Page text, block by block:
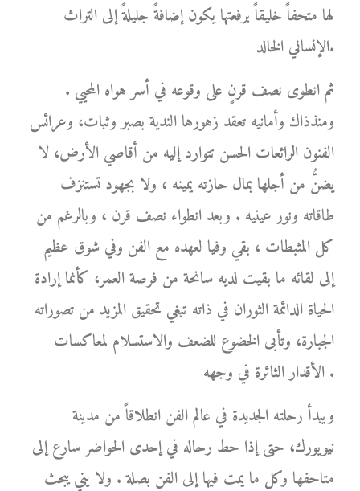
لها متحفاً خليقاً برفعتها يكون إضافةً جليلةً إلى التراث
الإنساني الخالد.
ثم انطوى نصف قرنٍ على وقوعه في أسر هواه المحيي .
ومنذذاك وأمانيه تعقد زهورها الندية بصبر وثبات، وعرائس
الفنون الرائعات الحسن تتوارد إليه من أقاصي الأرض، لا
يضنُّ من أجلها بمال حازته يمينه ، ولا بجهود تستنزف
طاقاته ونور عينيه . وبعد انطواء نصف قرن ، وبالرغم من
كل المثبطات ، بقي وفيا لعهده مع الفن وفي شوق عظيم
إلى لقائه ما بقيت لديه سانحة من فرصة العمر، كأنما إرادة
الحياة الدائمة الثوران في ذاته تبغي تحقيق المزيد من تصوراته
الجبارة، وتأبى الخضوع للضعف والاستسلام لمعاكسات
الأقدار الثائرة في وجهه .
ويبدأ رحلته الجديدة في عالم الفن انطلاقاً من مدينة
نيويورك، حتى إذا حط رحاله في إحدى الحواضر سارع إلى
متاحفها وكل ما يمت فيها إلى الفن بصلة . ولا يني يبحث